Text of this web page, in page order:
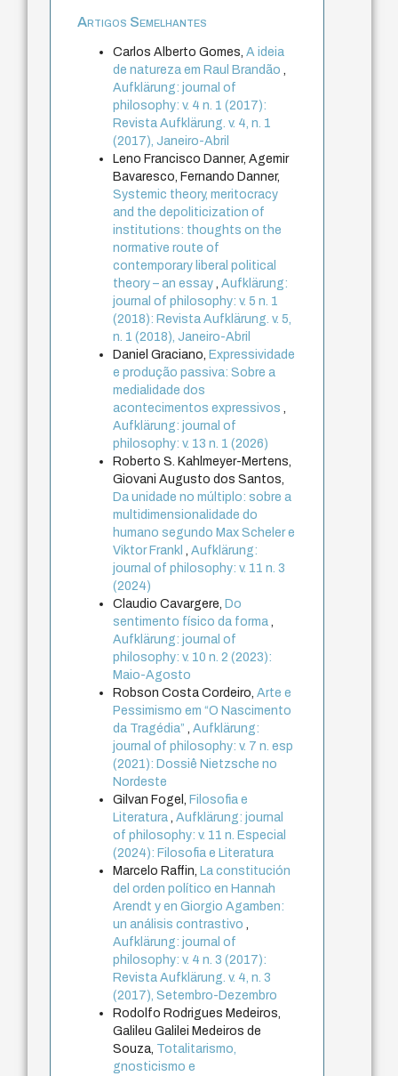
Artigos Semelhantes
Carlos Alberto Gomes,A ideia
de natureza em Raul Brandão
Aufklärung: journal of
philosophy: v. 4 n. 1 (2017):
Revista Aufklärung. v. 4, n. 1
(2017), Janeiro-Abril
Leno Francisco Danner, Agemir
Bavaresco, Fernando Danner,
Systemic theory, meritocracy
and the depoliticization of
institutions: thoughts on the
normative route of
contemporary liberal political
theory – an essay ,Aufklärung:
journal of philosophy: v. 5 n. 1
(2018): Revista Aufklärung. v. 5,
n. 1 (2018), Janeiro-Abril
Daniel Graciano, Expressividade
e produção passiva: Sobre a
medialidade dos
acontecimentos expressivos
Aufklärung: journal of
philosophy: v. 13 n. 1 (2026)
Roberto S. Kahlmeyer-Mertens,
Giovani Augusto dos Santos,
Da unidade no múltiplo: sobre a
multidimensionalidade do
humano segundo Max Scheler e
Viktor Frankl
,Aufklärung:
journal of philosophy: v. 11 n. 3
(2024)
Claudio Cavargere, Do
sentimento físico da forma
Aufklärung: journal of
philosophy: v. 10 n. 2 (2023):
Maio-Agosto
Robson Costa Cordeiro,Arte e
Pessimismo em “O Nascimento
da Tragédia”
,Aufklärung:
journal of philosophy: v. 7 n. esp
(2021): Dossiê Nietzsche no
Nordeste
Gilvan Fogel,
Filosofia e
Literatura ,Aufklärung: journal
of philosophy: v. 11 n. Especial
(2024): Filosofia e Literatura
Marcelo Raffin, La constitución
del orden político en Hannah
Arendt y en Giorgio Agamben:
un análisis contrastivo
Aufklärung: journal of
philosophy: v. 4 n. 3 (2017):
Revista Aufklärung. v. 4, n. 3
(2017), Setembro-Dezembro
Rodolfo Rodrigues Medeiros,
Galileu Galilei Medeiros de
Souza, Totalitarismo,
gnosticismo e